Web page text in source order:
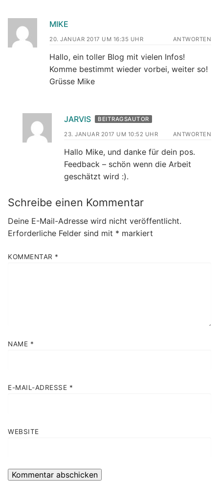
MIKE
20. JANUAR 2017 UM 16:35 UHR ANTWORTEN
Hallo, ein toller Blog mit vielen Infos!
Komme bestimmt wieder vorbei, weiter so!
Grüsse Mike
JARVIS BEITRAGSAUTOR
23. JANUAR 2017 UM 10:52 UHR ANTWORTEN
Hallo Mike, und danke für dein pos.
Feedback – schön wenn die Arbeit
geschätzt wird :).
Schreibe einen Kommentar
Deine E-Mail-Adresse wird nicht veröffentlicht.
Erforderliche Felder sind mit * markiert
KOMMENTAR *
NAME *
E-MAIL-ADRESSE *
WEBSITE